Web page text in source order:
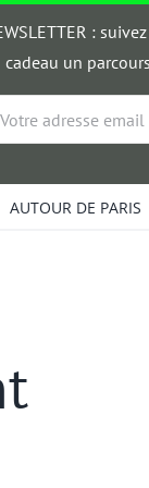
:
cadeau un
AUTOUR DE PARIS